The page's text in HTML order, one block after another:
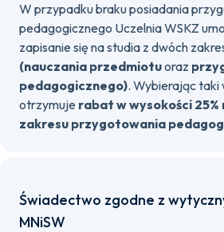
W przypadku braku posiadania
pedagogicznego Uczelnia WSKZ
zapisanie się na studia z dwóch
(nauczania przedmiotuoraz
pedagogicznego). Wybierając taki
otrzymuje rabat w wysokości 25%
zakresu przygotowania
Świadectwo zgodne z
MNiSW